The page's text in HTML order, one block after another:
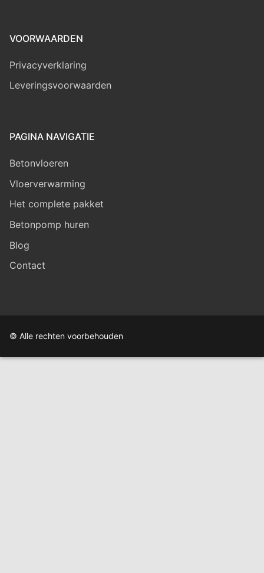
VOORWAARDEN
Privacyverklaring
Leveringsvoorwaarden
PAGINA NAVIGATIE
Betonvloeren
Vloerverwarming
Het complete pakket
Betonpomp huren
Blog
Contact
© Alle rechten voorbehouden